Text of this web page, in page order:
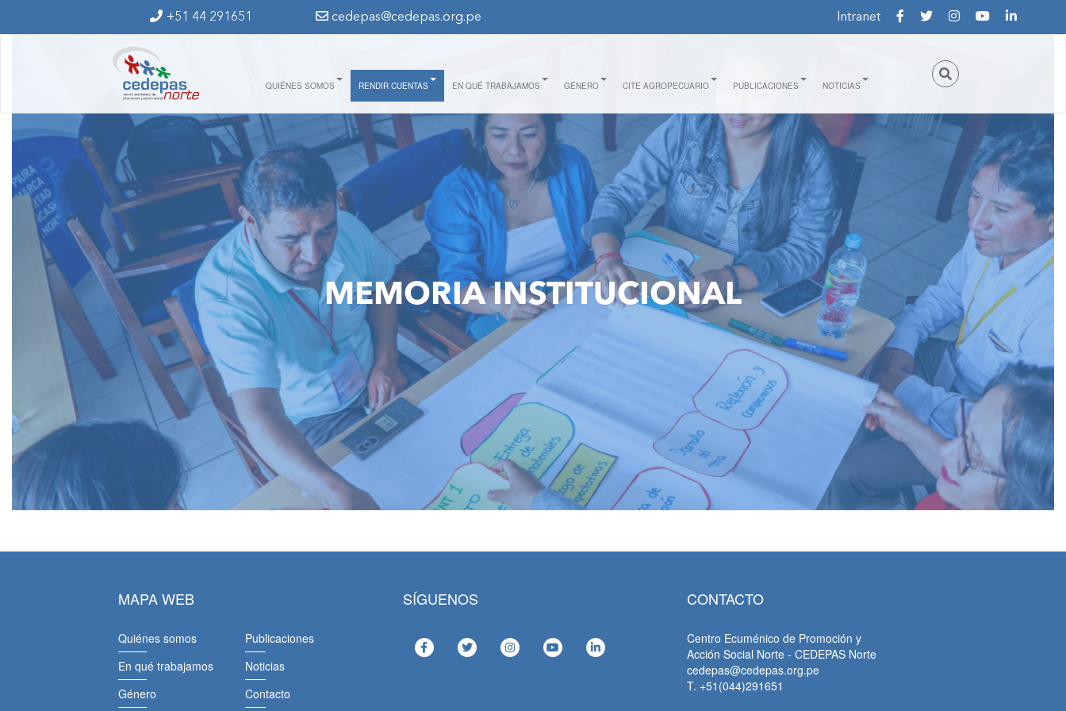
+51 44 291651 cedepas@cedepas.org.pe Intranet
QUIÉNES SOMOS RENDIR CUENTAS EN QUÉ TRABAJAMOS GÉNERO CITE AGROPECUARIO PUBLICACIONES NOTICIAS
MEMORIA INSTITUCIONAL
MAPA WEB
Quiénes somos
En qué trabajamos
Género
Publicaciones
Noticias
Contacto
SÍGUENOS CONTACTO
Centro Ecuménico de Promoción y
Acción Social Norte - CEDEPAS Norte
cedepas@cedepas.org.pe
T. +51(044)291651